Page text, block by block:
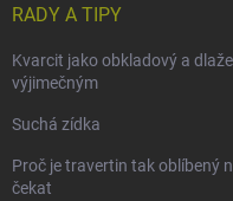
RADY A TIPY
Kvarcit jako obkladový a
výjimečným
Suchá zídka
Proč je travertin tak oblíbený
čekat